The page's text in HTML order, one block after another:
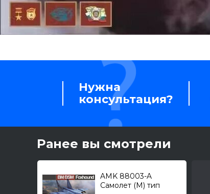
Нужна
консультация?
Ранее вы смотрели
AMK 88003-A
Самолет (М) тип